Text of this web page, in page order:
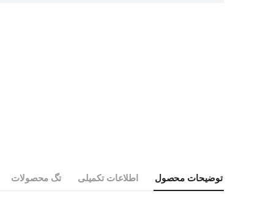
توضیحات محصول اطلاعات تکمیلی تگ محصولات